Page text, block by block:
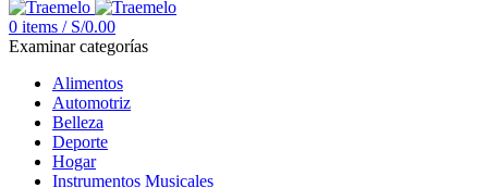
0 items / S/0.00
Examinar categorías
Alimentos
Automotriz
Belleza
Deporte
Hogar
Instrumentos Musicales